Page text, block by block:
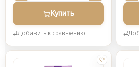
Купить
⇄Добавить к сравнению ⇄